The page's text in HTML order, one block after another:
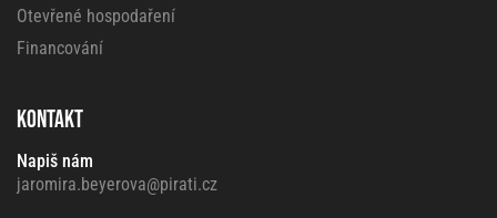
Otevřené hospodaření
Financování
KONTAKT
Napiš nám
jaromira.beyerova@pirati.cz